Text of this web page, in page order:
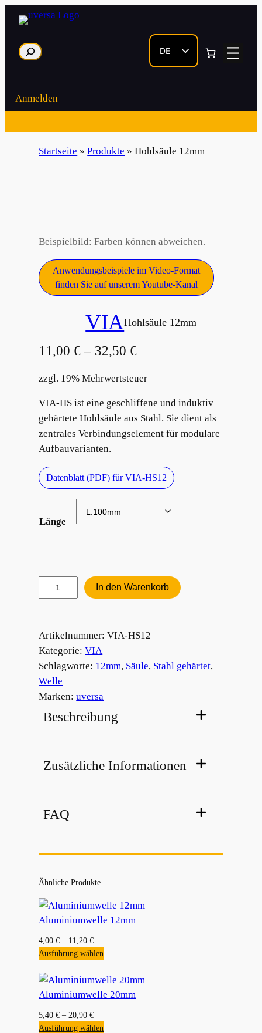
Inhalt
springen
Suche
DE
EN
Anmelden
Startseite »Produkte »Hohlsäule 12mm
Beispielbild: Farben können abweichen.
Anwendungsbeispiele im Video-Format
finden Sie auf unserem Youtube-Kanal
VIAHohlsäule 12mm
11,00€– 32,50€
zzgl. 19% Mehrwertsteuer
VIA-HS ist eine geschliffene und induktiv
gehärtete Hohlsäule aus Stahl. Sie dient als
zentrales Verbindungselement für modulare
Aufbauvarianten.
Datenblatt (PDF) für VIA-HS12
Länge
Hohlsäule
12mm
In den Warenkorb
Artikelnummer: VIA-HS12
Kategorie:VIA
Schlagworte: 12mm, Säule, Stahl gehärtet
Welle
Marken:uversa
Beschreibung
Zusätzliche Informationen
FAQ
Ähnliche Produkte
Aluminiumwelle 12mm
4,00€ – 11,20€
Ausführung wählen
Aluminiumwelle 20mm
5,40€ – 20,90€
Ausführung wählen